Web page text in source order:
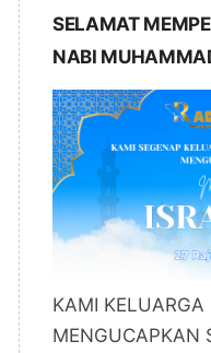
SELAMAT
NABI
KAMI KELUARGA
MENGUCAPKAN